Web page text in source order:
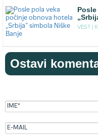
VEST |
Ostavi